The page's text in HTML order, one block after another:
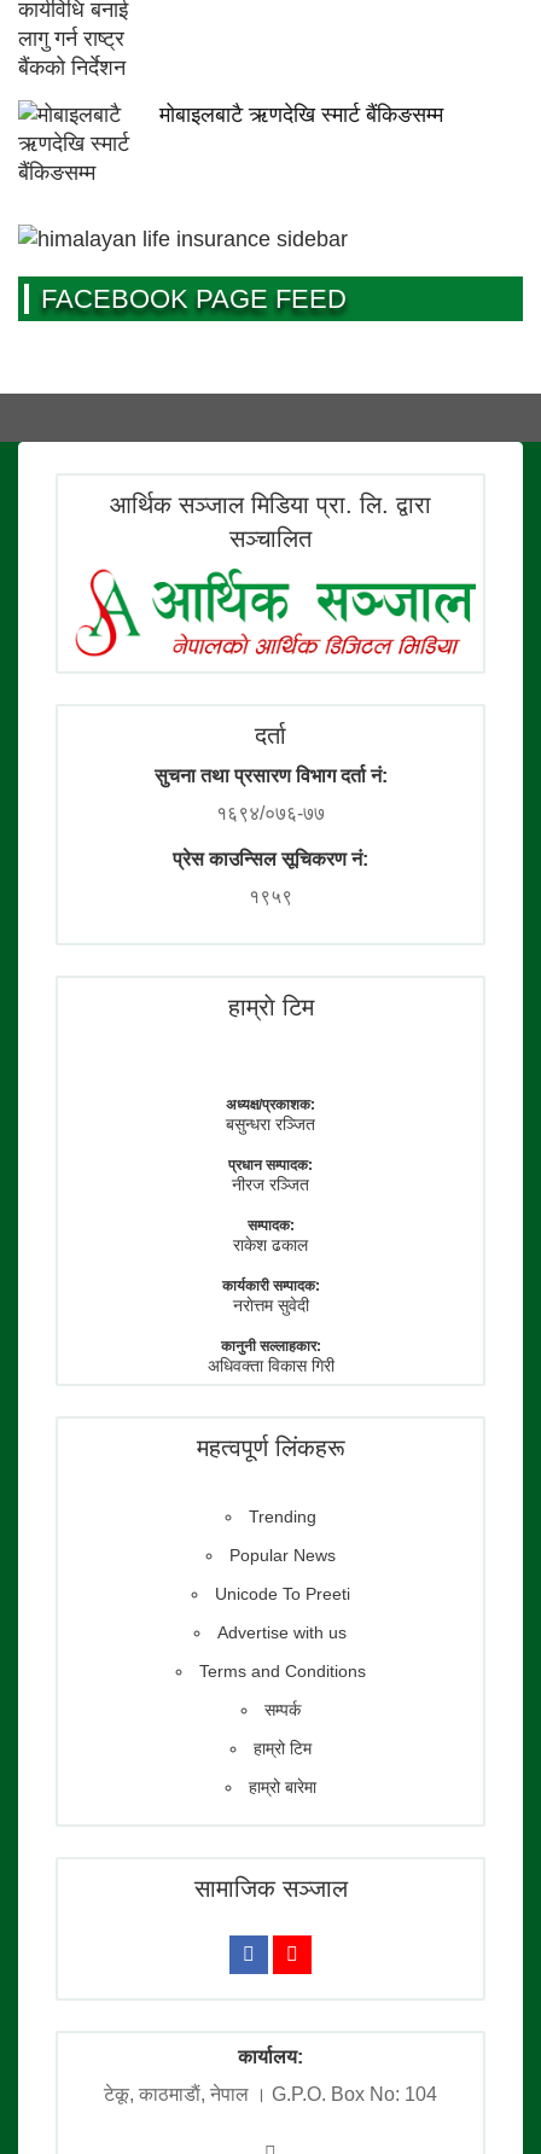
मोबाइलबाटै ऋणदेखि स्मार्ट बैंकिङसम्म
FACEBOOK PAGE FEED
आर्थिक सञ्जाल मिडिया प्रा. लि. द्वारा
सञ्चालित
दर्ता
सुचना तथा प्रसारण विभाग दर्ता नं:
१६९४/०७६-७७
प्रेस काउन्सिल सूचिकरण नं:
१९५९
हाम्राे टिम
अध्यक्ष/प्रकाशक:
बसुन्धरा रञ्जित
प्रधान सम्पादक:
नीरज रञ्जित
सम्पादक:
राकेश ढकाल
कार्यकारी सम्पादक:
नराेत्तम सुवेदी
कानुनी सल्लाहकार:
अधिवक्ता विकास गिरी
महत्वपूर्ण लिंकहरू
Trending
Popular News
Unicode To Preeti
Advertise with us
Terms and Conditions
सम्पर्क
हाम्रो टिम
हाम्रो बारेमा
सामाजिक सञ्जाल
कार्यालय:
टेकू, काठमाडाैं, नेपाल । G.P.O. Box No: 104